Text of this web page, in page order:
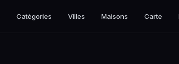
Catégories Villes Maisons Carte